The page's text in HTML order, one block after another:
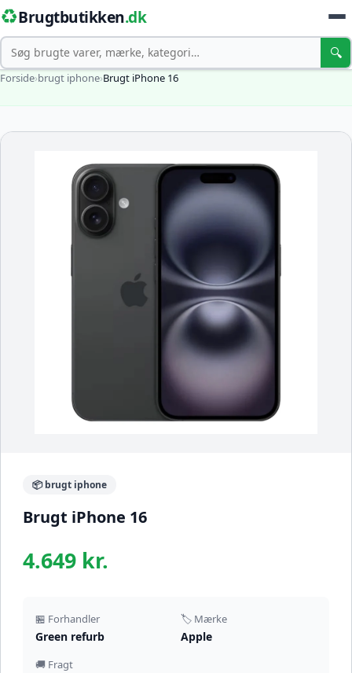
♻️Brugtbutikken.dk
Søg 🔍
Forside›brugt iphone›Brugt iPhone 16
📦 brugt iphone
Brugt iPhone 16
4.649 kr.
🏪 Forhandler
Green refurb
🏷️ Mærke
Apple
🚚 Fragt